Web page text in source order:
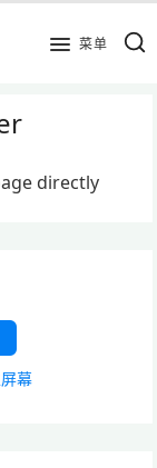
菜单
directly
幕